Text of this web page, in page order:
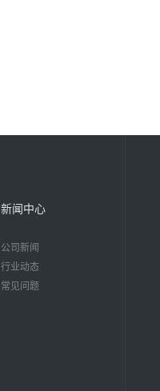
新闻中心
公司新闻
行业动态
常见问题